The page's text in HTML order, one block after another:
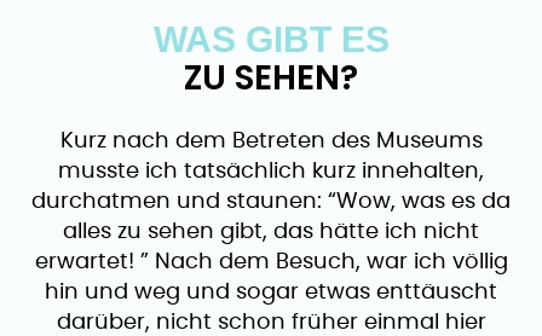
WAS GIBT ES
ZU SEHEN?
Kurz nach dem Betreten des Museums
musste ich tatsächlich kurz innehalten,
durchatmen und staunen: “Wow, was es da
alles zu sehen gibt, das hätte ich nicht
erwartet! ” Nach dem Besuch, war ich völlig
hin und weg und sogar etwas enttäuscht
darüber, nicht schon früher einmal hier